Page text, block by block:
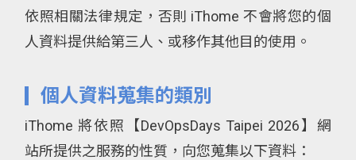
依照相關法律規定，否則 iThome 不會將您的個
人資料提供給第三人、或移作其他目的使用。
個人資料蒐集的類別
iThome 將依照【DevOpsDays Taipei 2026】網
站所提供之服務的性質，向您蒐集以下資料：